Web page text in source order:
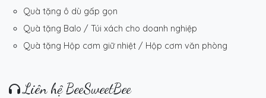
Quà tặng ô dù gấp gọn
Quà tặng Balo / Túi xách cho doanh nghiệp
Quà tặng Hộp cơm giữ nhiệt / Hộp cơm văn phòng
Liên hệ BeeSweetBee